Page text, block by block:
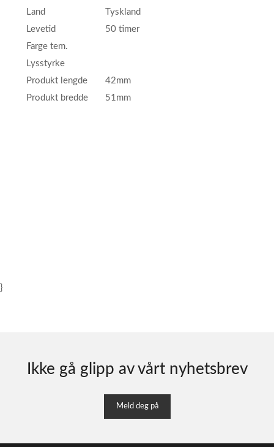
Land
Tyskland
Levetid
50 timer
Farge tem.
Lysstyrke
Produkt lengde
42mm
Produkt bredde
51mm
}
Ikke gå glipp av vårt nyhetsbrev
Meld deg på